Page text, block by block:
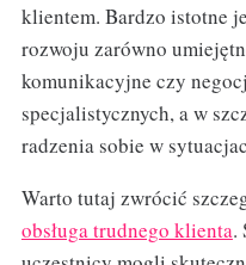
klientem. Bardzo istotne
rozwoju zarówno
komunikacyjne czy
specjalistycznych, a w
radzenia sobie w
Warto tutaj zwrócić
obsługa trudnego klienta.